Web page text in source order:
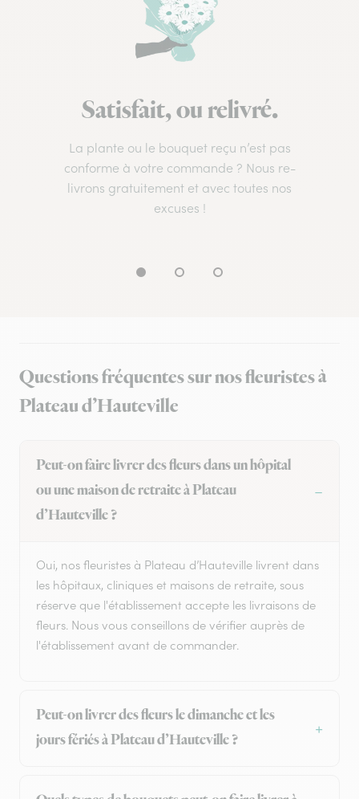
Satisfait, ou relivré.
La plante ou le bouquet reçu n’est pas
conforme à votre commande ? Nous re-
livrons gratuitement et avec toutes nos
excuses !
Questions fréquentes sur nos fleuristes à
Plateau d’Hauteville
Peut-on faire livrer des fleurs dans un hôpital
ou une maison de retraite à Plateau
d’Hauteville ?
Oui, nos fleuristes à Plateau d’Hauteville livrent dans
les hôpitaux, cliniques et maisons de retraite, sous
réserve que l'établissement accepte les livraisons de
fleurs. Nous vous conseillons de vérifier auprès de
l'établissement avant de commander.
Peut-on livrer des fleurs le dimanche et les
jours fériés à Plateau d’Hauteville ?